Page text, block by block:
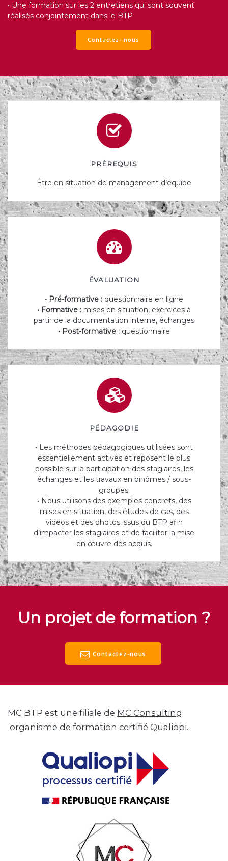
• Une formation sur les 2 entretiens qui sont souvent
réalisés conjointement dans le BTP
Contactez- nous
PRÉREQUIS
Être en situation de management d’équipe
ÉVALUATION
• Pré-formative : questionnaire en ligne
• Formative : mises en situation, exercices à
partir de la documentation interne, échanges
• Post-formative : questionnaire
PÉDAGODIE
• Les méthodes pédagogiques utilisées sont
essentiellement actives et reposent le plus
possible sur la participation des stagiaires, les
échanges et les travaux en binômes / sous-
groupes.
• Nous utilisons des exemples concrets, des
mises en situation, des études de cas, des
vidéos et des photos issus du BTP afin
d’impacter les stagiaires et de faciliter la mise
en œuvre des acquis.
Un projet de formation ?
Contactez-nous
MC BTP est une filiale de MC Consulting
organisme de formation certifié Qualiopi.